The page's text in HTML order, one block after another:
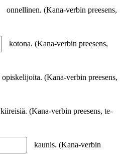
onnellinen. (Kana-verbin preesens,
kotona. (Kana-verbin preesens,
opiskelijoita. (Kana-verbin preesens,
kiireisiä. (Kana-verbin preesens, te-
kaunis. (Kana-verbin